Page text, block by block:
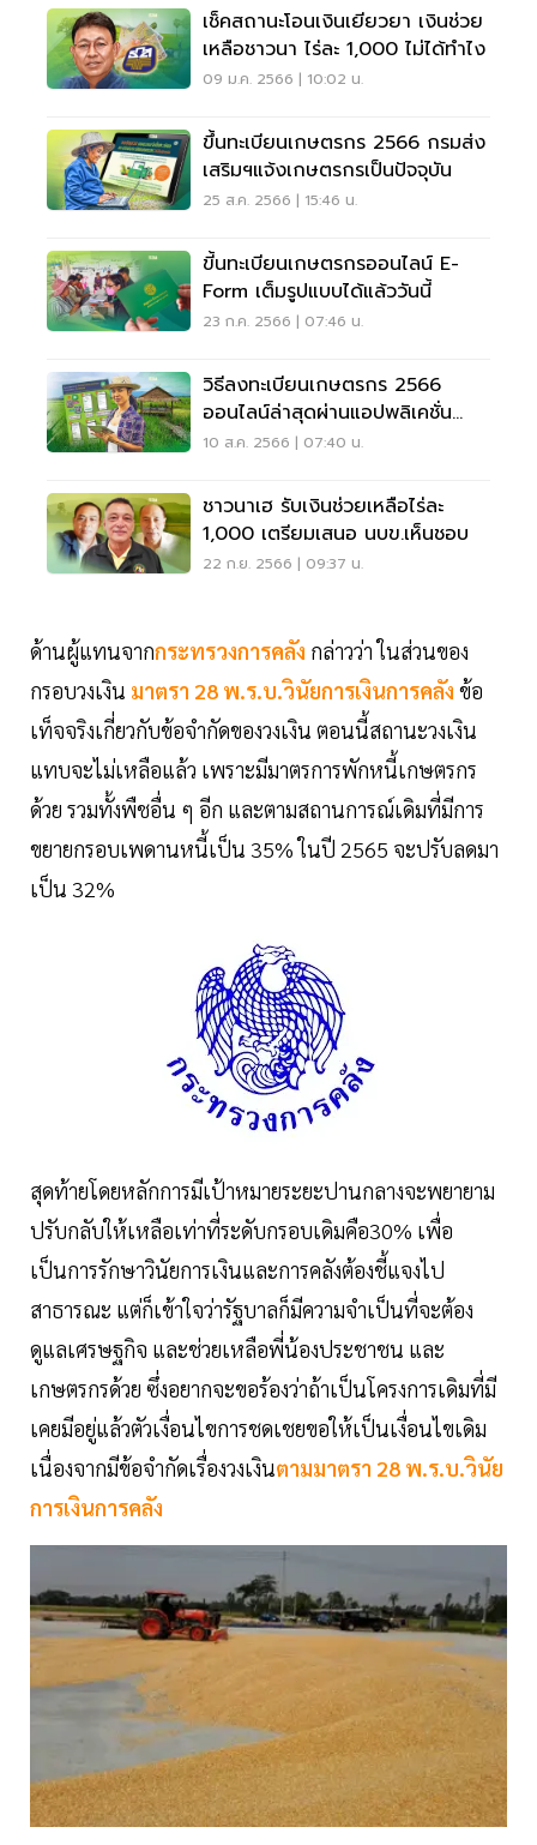
เช็คสถานะโอนเงินเยียวยา เงินช่วย
เหลือชาวนา ไร่ละ 1,000 ไม่ได้ทำไง
09 ม.ค. 2566 | 10:02 น.
ขึ้นทะเบียนเกษตรกร 2566 กรมส่ง
เสริมฯแจ้งเกษตรกรเป็นปัจจุบัน
25 ส.ค. 2566 | 15:46 น.
ขี้นทะเบียนเกษตรกรออนไลน์ E-
Form เต็มรูปแบบได้แล้ววันนี้
23 ก.ค. 2566 | 07:46 น.
วิธีลงทะเบียนเกษตรกร 2566
ออนไลน์ล่าสุดผ่านแอปพลิเคชั่น
Farmbook
10 ส.ค. 2566 | 07:40 น.
ชาวนาเฮ รับเงินช่วยเหลือไร่ละ
1,000 เตรียมเสนอ นบข.เห็นชอบ
22 ก.ย. 2566 | 09:37 น.
ด้านผู้แทนจากกระทรวงการคลัง กล่าวว่า ในส่วนของ
กรอบวงเงิน มาตรา 28 พ.ร.บ.วินัยการเงินการคลัง ข้อ
เท็จจริงเกี่ยวกับข้อจำกัดของวงเงิน ตอนนี้สถานะวงเงิน
แทบจะไม่เหลือแล้ว เพราะมีมาตรการพักหนี้เกษตรกร
ด้วย รวมทั้งพืชอื่น ๆ อีก และตามสถานการณ์เดิมที่มีการ
ขยายกรอบเพดานหนี้เป็น 35% ในปี 2565 จะปรับลดมา
เป็น 32%
สุดท้ายโดยหลักการมีเป้าหมายระยะปานกลางจะพยายาม
ปรับกลับให้เหลือเท่าที่ระดับกรอบเดิมคือ30% เพื่อ
เป็นการรักษาวินัยการเงินและการคลังต้องชี้แจงไป
สาธารณะ แต่ก็เข้าใจว่ารัฐบาลก็มีความจำเป็นที่จะต้อง
ดูแลเศรษฐกิจ และช่วยเหลือพี่น้องประชาชน และ
เกษตรกรด้วย ซึ่งอยากจะขอร้องว่าถ้าเป็นโครงการเดิมที่มี
เคยมีอยู่แล้วตัวเงื่อนไขการชดเชยขอให้เป็นเงื่อนไขเดิม
เนื่องจากมีข้อจำกัดเรื่องวงเงินตามมาตรา 28 พ.ร.บ.วินัย
การเงินการคลัง